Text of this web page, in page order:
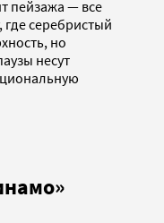
пейзажа — все
серебристый
но
несут